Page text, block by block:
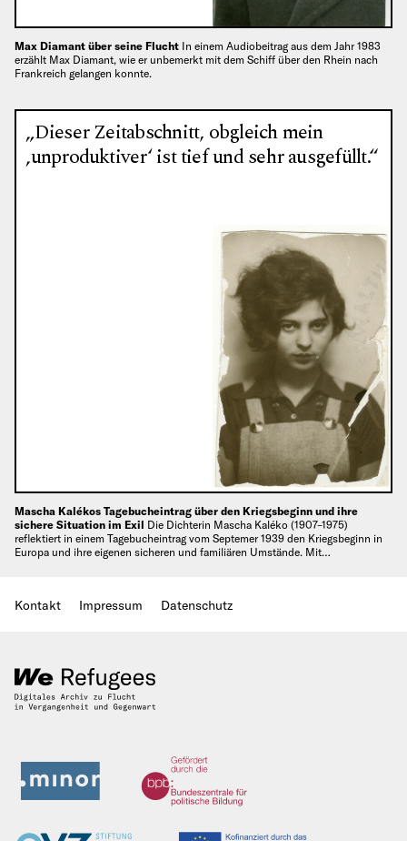
Max Diamant über seine Flucht In einem Audiobeitrag aus dem Jahr 1983
erzählt Max Diamant, wie er unbemerkt mit dem Schiff über den Rhein nach
Frankreich gelangen konnte.
„Dieser Zeitabschnitt, obgleich mein
‚unproduktiver‘ ist tief und sehr ausgefüllt.“
Mascha Kalékos Tagebucheintrag über den Kriegsbeginn und ihre
sichere Situation im Exil Die Dichterin Mascha Kaléko (1907–1975)
reflektiert in einem Tagebucheintrag vom Septemer 1939 den Kriegsbeginn in
Europa und ihre eigenen sicheren und familiären Umstände. Mit…
Kontakt Impressum Datenschutz